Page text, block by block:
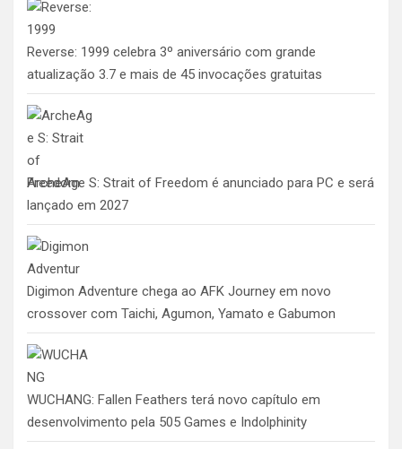
Reverse: 1999 celebra 3º aniversário com grande
atualização 3.7 e mais de 45 invocações gratuitas
ArcheAge S: Strait of Freedom é anunciado para PC e será
lançado em 2027
Digimon Adventure chega ao AFK Journey em novo
crossover com Taichi, Agumon, Yamato e Gabumon
WUCHANG: Fallen Feathers terá novo capítulo em
desenvolvimento pela 505 Games e Indolphinity